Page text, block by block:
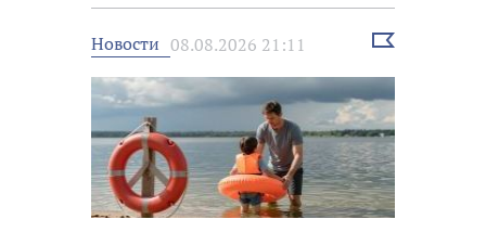
Новости 08.08.2026 21:11
Выбрать